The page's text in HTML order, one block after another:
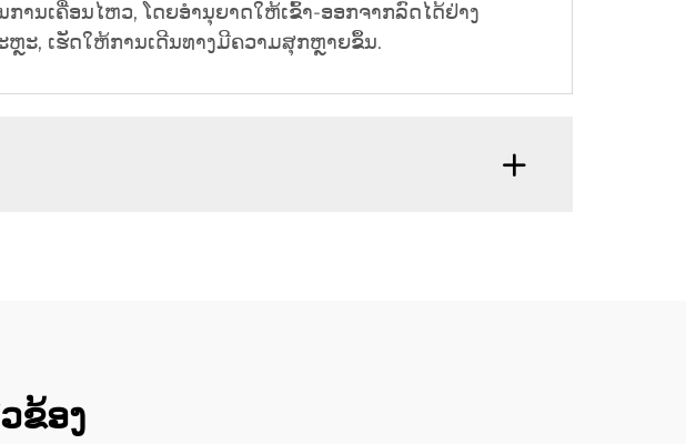
ນເຄື່ອນໄຫວ, ໂດຍອຳນຸຍາດໃຫ້ເຂົ້າ-ອອກຈາກລົດໄດ້ຢ່າງ
ຫຼະ, ເຮັດໃຫ້ການເດີນທາງມີຄວາມສຸກຫຼາຍຂຶ້ນ.
ຂ້ອງ